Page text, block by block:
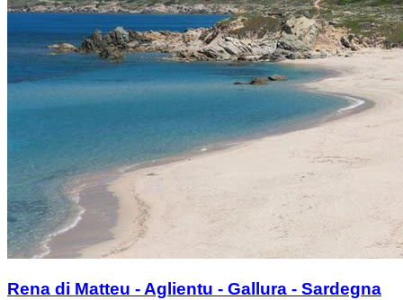
Rena di Matteu - Aglientu - Gallura - Sardegna